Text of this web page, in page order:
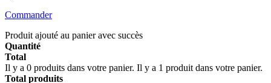
Commander
Produit ajouté au panier avec succès
Quantité
Total
Il y a 0 produits dans votre panier. Il y a 1 produit dans votre panier.
Total produits